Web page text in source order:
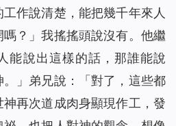
作說清楚，能把幾千年來人
？」我搖搖頭說沒有。他繼
能說出這樣的話，那誰能說
」弟兄說：「對了，這些都
再次道成肉身顯現作工，發